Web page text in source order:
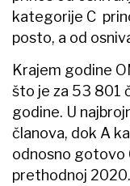
kategorije C
posto, a od
Krajem godine
što je za 53 801
godine. U
članova, dok A
odnosno gotovo
prethodnoj